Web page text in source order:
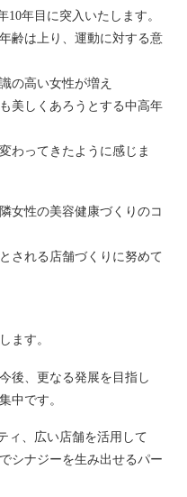
10年目に突入いたします。
齢は上り、運動に対する意
の高い女性が増え
美しくあろうとする中高年
わってきたように感じま
女性の美容健康づくりのコ
される店舗づくりに努めて
ます。
後、更なる発展を目指し
中です。
ィ、広い店舗を活用して
シナジーを生み出せるパー